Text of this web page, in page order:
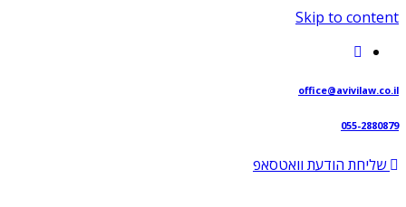
Skip to content
office@avivilaw.co.il
055-2880879
שליחת הודעת וואטסאפ⁩